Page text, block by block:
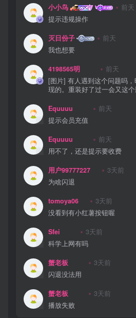
小小鸟 前天
提示违规操作
灭日份子 前天
我也想要
4198565明
[图片] 有人遇到这个问题吗，
现的。重装好了过一会又这
Equuuu
提示会员充值
Equuuu
用不了，还是提示要收费
用户99777227 3天前
为啥闪退
tomoya06 3天前
没看到有小红薯按钮喔
Sfei 3天前
科学上网有吗
蟹老板 3天前
闪退没法用
蟹老板 3天前
播放失败